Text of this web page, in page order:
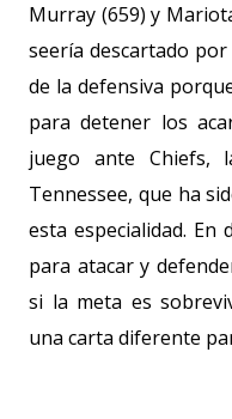
Murray (659) y
seería descartado
de la defensiva
para detener los
juego ante Chiefs,
Tennessee, que ha
esta especialidad.
para atacar y
si la meta es
una carta diferente